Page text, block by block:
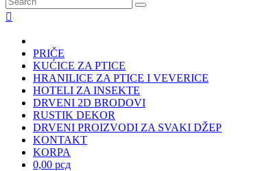
PRIČE
KUĆICE ZA PTICE
HRANILICE ZA PTICE I VEVERICE
HOTELI ZA INSEKTE
DRVENI 2D BRODOVI
RUSTIK DEKOR
DRVENI PROIZVODI ZA SVAKI DŽEP
KONTAKT
KORPA
0,00 рсд